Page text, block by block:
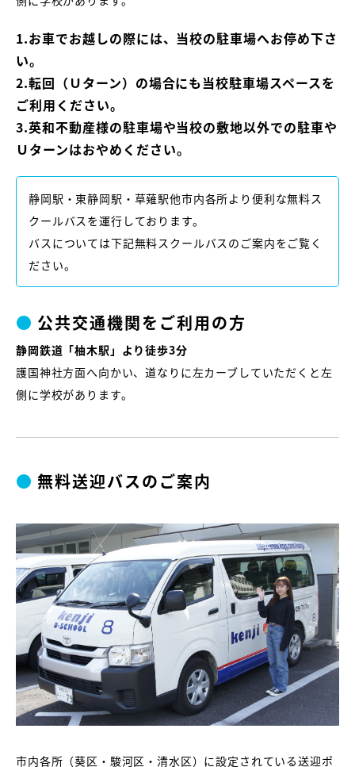
1.お車でお越しの際には、当校の駐車場へお停め下さ
い。
2.転回（Ｕターン）の場合にも当校駐車場スペースを
ご利用ください。
3.英和不動産様の駐車場や当校の敷地以外での駐車や
Ｕターンはおやめください。
静岡駅・東静岡駅・草薙駅他市内各所より便利な無料ス
クールバスを運行しております。
バスについては下記無料スクールバスのご案内をご覧く
ださい。
● 公共交通機関をご利用の方
静岡鉄道「柚木駅」より徒歩3分
護国神社方面へ向かい、道なりに左カーブしていただくと左
側に学校があります。
● 無料送迎バスのご案内
市内各所（葵区・駿河区・清水区）に設定されている送迎ポ